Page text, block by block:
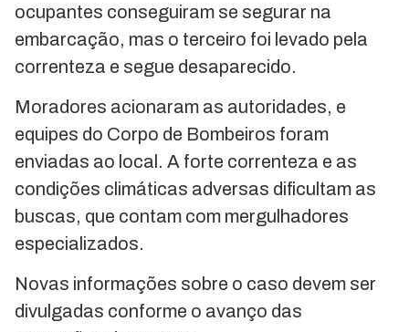
ocupantes conseguiram se segurar na
embarcação, mas o terceiro foi levado pela
correnteza e segue desaparecido.
Moradores acionaram as autoridades, e
equipes do Corpo de Bombeiros foram
enviadas ao local. A forte correnteza e as
condições climáticas adversas dificultam as
buscas, que contam com mergulhadores
especializados.
Novas informações sobre o caso devem ser
divulgadas conforme o avanço das